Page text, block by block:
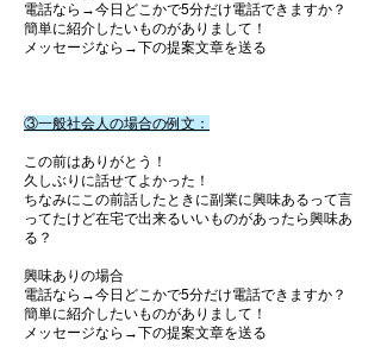
電話なら→今日どこかで5分だけ電話できますか？
簡単に紹介したいものがありまして！
メッセージなら→下の提案文章を送る
③一般社会人の場合の例文：
この前はありがとう！
久しぶりに話せてよかった！
​ちなみにこの前話したときに副業に興味あるって言
ってたけど在宅で出来るいいものがあったら興味あ
る？
興味ありの場合
電話なら→今日どこかで5分だけ電話できますか？
簡単に紹介したいものがありまして！
メッセージなら→下の提案文章を送る